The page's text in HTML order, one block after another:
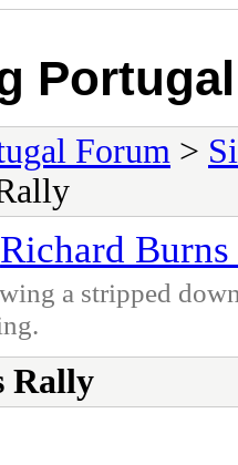
Forum >
Richard
a stripped
Rally